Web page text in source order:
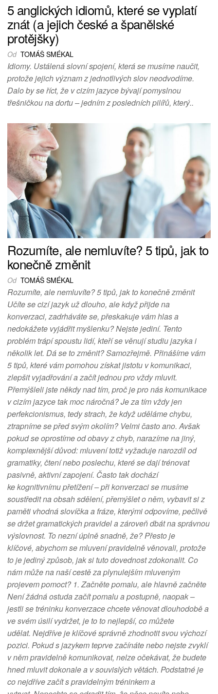
5 anglických idiomů, které se vyplatí
znát (a jejich české a španělské
protějšky)
Od TOMÁŠ SMÉKAL
Idiomy. Ustálená slovní spojení, která se musíme naučit,
protože jejich význam z jednotlivých slov neodvodíme.
Dalo by se říct, že v cizím jazyce bývají pomyslnou
třešničkou na dortu – jedním z posledních pilířů, který..
Rozumíte, ale nemluvíte? 5 tipů, jak to
konečně změnit
Od TOMÁŠ SMÉKAL
Rozumíte, ale nemluvíte? 5 tipů, jak to konečně změnit
Učíte se cizí jazyk už dlouho, ale když přijde na
konverzaci, zadrháváte se, přeskakuje vám hlas a
nedokážete vyjádřit myšlenku? Nejste jediní. Tento
problém trápí spoustu lidí, kteří se věnují studiu jazyka i
několik let. Dá se to změnit? Samozřejmě. Přinášíme vám
5 tipů, které vám pomohou získat jistotu v komunikaci,
zlepšit vyjadřování a začít jednou pro vždy mluvit.
Přemýšleli jste někdy nad tím, proč je pro nás komunikace
v cizím jazyce tak moc náročná? Je za tím vždy jen
perfekcionismus, tedy strach, že když uděláme chybu,
ztrapníme se před svým okolím? Velmi často ano. Avšak
pokud se oprostíme od obavy z chyb, narazíme na jiný,
komplexnější důvod: mluvení totiž vyžaduje narozdíl od
gramatiky, čtení nebo poslechu, které se dají trénovat
pasivně, aktivní zapojení. Často tak dochází
ke kognitivnímu přetížení – při konverzaci se musíme
soustředit na obsah sdělení, přemýšlet o něm, vybavit si z
paměti vhodná slovíčka a fráze, kterými odpovíme, pečlivě
se držet gramatických pravidel a zároveň dbát na správnou
výslovnost. To nezní úplně snadně, že? Přesto je
klíčové, abychom se mluvení pravidelně věnovali, protože
to je jediný způsob, jak si tuto dovednost zdokonalit. Co
nám může na naší cestě za plynulejším mluveným
projevem pomoct? 1. Začněte pomalu, ale hlavně začněte
Není žádná ostuda začít pomalu a postupně, naopak –
jestli se tréninku konverzace chcete věnovat dlouhodobě a
ve svém úsilí vydržet, je to to nejlepší, co můžete
udělat. Nejdříve je klíčové správně zhodnotit svou výchozí
pozici. Pokud s jazykem teprve začínáte nebo nejste zvyklí
v něm pravidelně komunikovat, nelze očekávat, že budete
hned mluvit dokonale a v souvislých větách. Podstatné je
co nejdříve začít s pravidelným tréninkem a